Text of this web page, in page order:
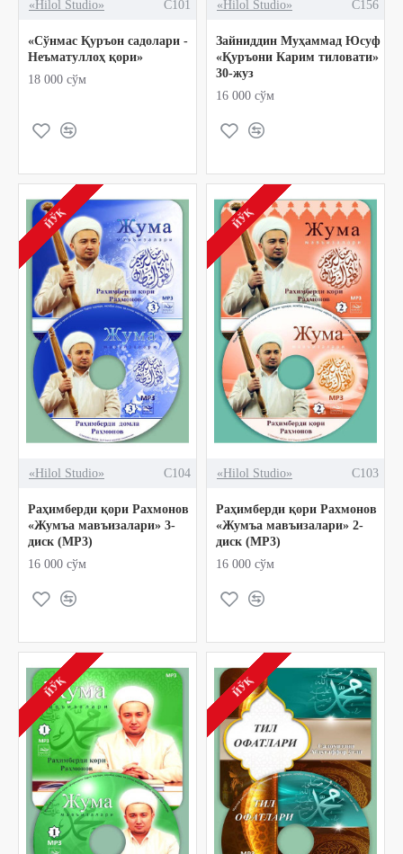
«Hilol Studio» C101
«Сўнмас Қуръон садолари -
Неъматуллоҳ қори»
18 000 сўм
«Hilol Studio» C156
Зайниддин Муҳаммад Юсуф
«Қуръони Кaрим тиловати»
30-жуз
16 000 сўм
ЙЎҚ
«Hilol Studio» C104
Раҳимберди қори Рахмонов
«Жумъа мавъизалари» 3-
диск (МР3)
16 000 сўм
ЙЎҚ
«Hilol Studio» C103
Раҳимберди қори Рахмонов
«Жумъа мавъизалари» 2-
диск (МР3)
16 000 сўм
ЙЎҚ ЙЎҚ